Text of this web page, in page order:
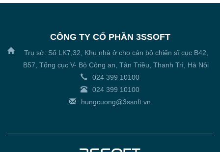
CÔNG TY CỔ PHẦN 3SSOFT
Trụ sở: Số LK7,32, Khu nhà ở cho cán bộ chiến sĩ cục B42,
B57, Tổng cục V- Bộ Công an, Tân Triều, Thanh Trì, Hà Nội
024 399 10100
024 399 10100
hungcuong@3ssoft.vn